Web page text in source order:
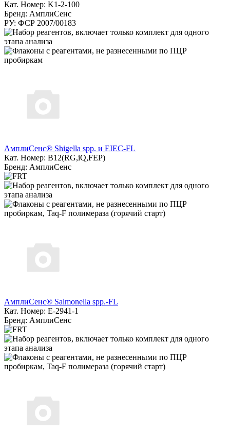
Кат. Номер: K1-2-100
Бренд: АмплиСенс
РУ: ФСР 2007/00183
АмплиСенс® Shigella spp. и EIEC-FL
Кат. Номер: B12(RG,iQ,FEP)
Бренд: АмплиСенс
АмплиСенс® Salmonella spp.-FL
Кат. Номер: E-2941-1
Бренд: АмплиСенс